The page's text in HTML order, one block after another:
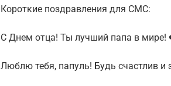
Короткие поздравления для СМС:
С Днем отца! Ты лучший папа в
Люблю тебя, папуль! Будь счастлив и